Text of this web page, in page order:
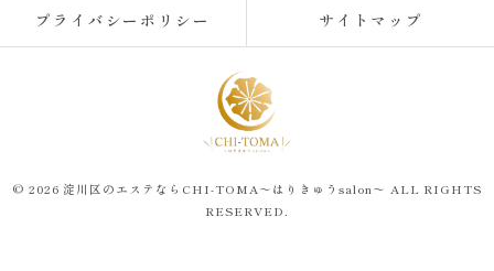
プライバシーポリシー サイトマップ
© 2026 淀川区のエステならCHI-TOMA～はりきゅうsalon～ ALL RIGHTS
RESERVED.